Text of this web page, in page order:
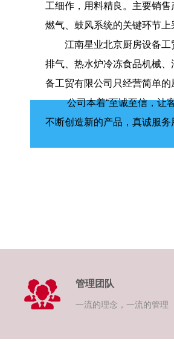
工细作，用料精良。主要销
燃气、鼓风系统的关键环节
江南星业北京厨房设备工贸
排气、热水炉冷冻食品机械
备工贸有限公司只经营简单
公司本着“至诚至信，让客
不断创造新的产品，真诚服
管理团队
一流的理念，一流的管理